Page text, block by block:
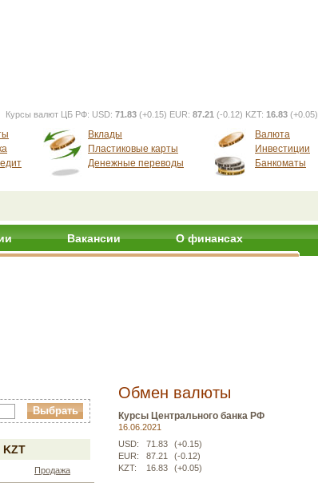
Курсы валют ЦБ РФ: USD: 71.83 (+0.15) EUR: 87.21 (-0.12) KZT: 16.83 (+0.05)
Вклады
Пластиковые карты
Денежные переводы
Валюта
Инвестиции
Банкоматы
Вакансии О финансах
KZT
Продажа
Обмен валюты
Курсы Центрального банка РФ
16.06.2021
USD:
71.83
(+0.15)
EUR:
87.21
(-0.12)
KZT:
16.83 (+0.05)